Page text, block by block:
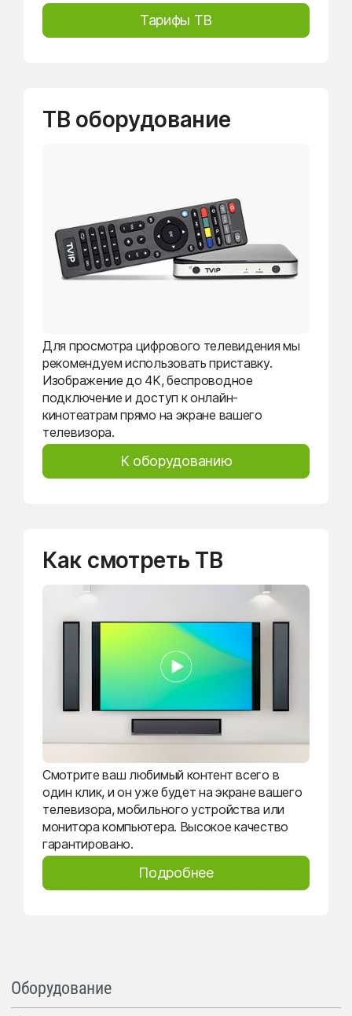
Тарифы ТВ
ТВ оборудование
Для просмотра цифрового телевидения мы
рекомендуем использовать приставку.
Изображение до 4K, беспроводное
подключение и доступ к онлайн-
кинотеатрам прямо на экране вашего
телевизора.
К оборудованию
Как смотреть ТВ
Смотрите ваш любимый контент всего в
один клик, и он уже будет на экране вашего
телевизора, мобильного устройства или
монитора компьютера. Высокое качество
гарантировано.
Подробнее
Оборудование